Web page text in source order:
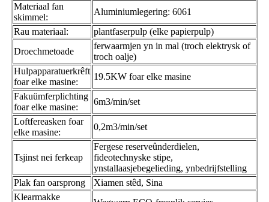
Materiaal fan
skimmel:
Aluminiumlegering: 6061
Rau materiaal:
plantfaserpulp (elke papierpulp)
Droechmetoade
ferwaarmjen yn in mal (troch elektrysk of
troch oalje)
Hulpapparatuerkrêft
foar elke masine:
19.5KW foar elke masine
Fakuümferplichting
foar elke masine:
6m3/min/set
Loftfereasken foar
elke masine:
0,2m3/min/set
Tsjinst nei ferkeap
Fergese reserveûnderdielen,
fideotechnyske stipe,
ynstallaasjebegelieding, ynbedrijfstelling
Plak fan oarsprong
Xiamen stêd, Sina
Klearmakke